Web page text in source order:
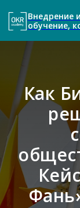
Внедрение
обучение,
Как